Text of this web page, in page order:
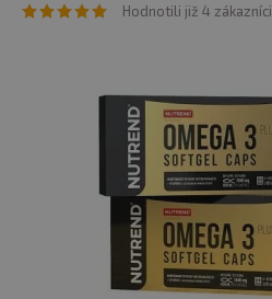
Hodnotili již 4 zákazníci